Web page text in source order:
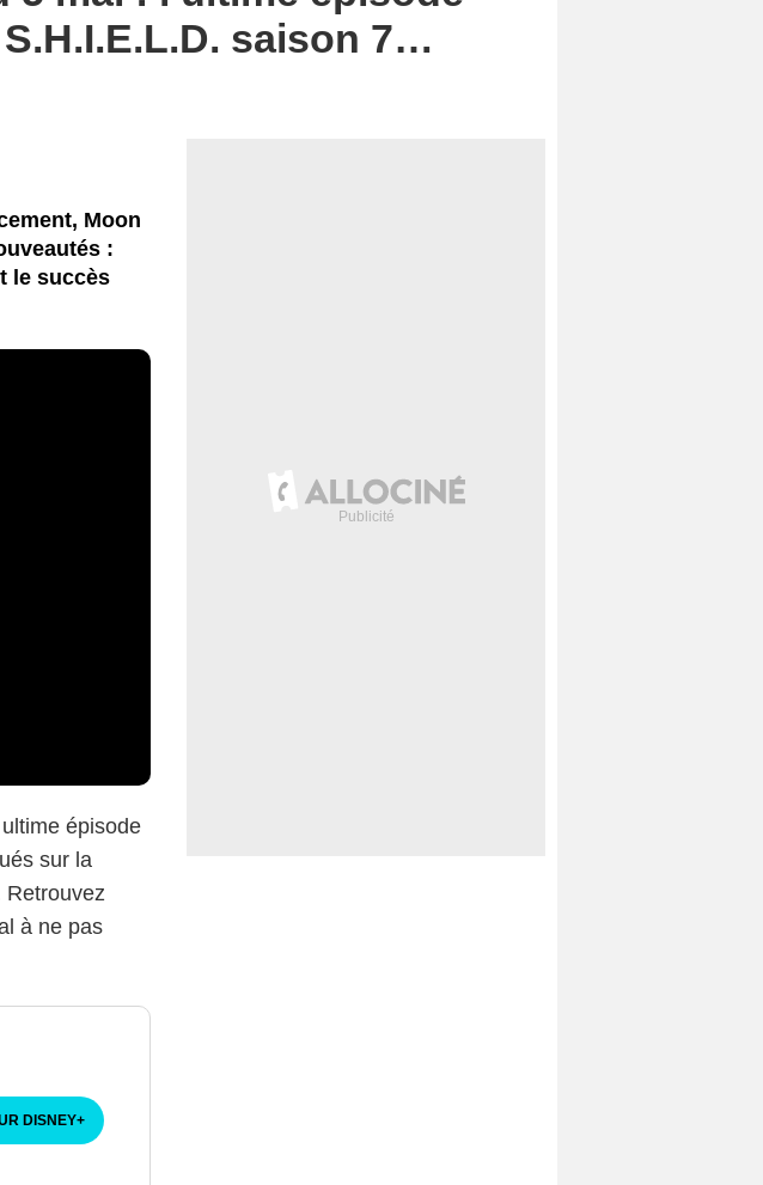
saison 7…
Moon
:
le succès
épisode
sur la
Retrouvez
à ne pas
DISNEY+